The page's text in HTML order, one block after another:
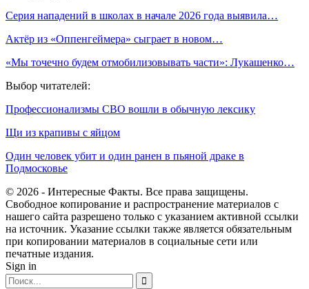
Серия нападений в школах в начале 2026 года выявила…
Актёр из «Оппенгеймера» сыграет в новом…
«Мы точечно будем отмобилизовывать части»: Лукашенко…
Выбор читателей:
Профессионализмы СВО вошли в обычную лексику
Щи из крапивы с яйцом
Один человек убит и один ранен в пьяной драке в
Подмосковье
© 2026 - Интересные Факты. Все права защищены.
Свободное копирование и распространение материалов с
нашего сайта разрешено только с указанием активной ссылки
на источник. Указание ссылки также является обязательным
при копировании материалов в социальные сети или
печатные издания.
Sign in